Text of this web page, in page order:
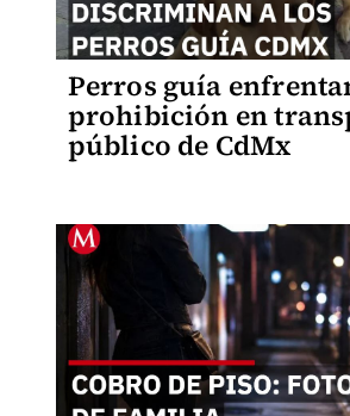
Perros guía
prohibición en
público de CdMx